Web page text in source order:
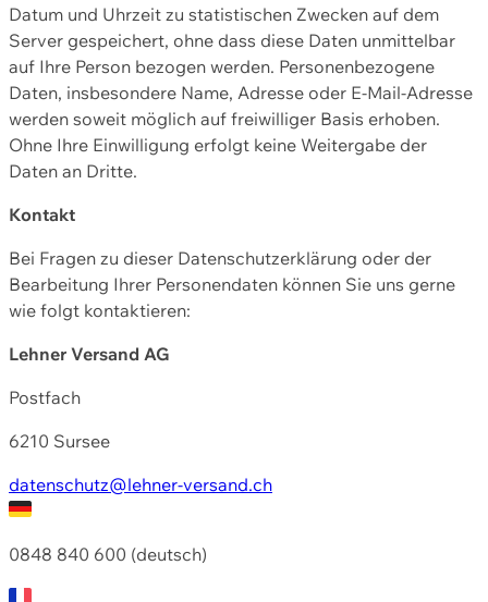
Datum und Uhrzeit zu statistischen Zwecken auf dem
Server gespeichert, ohne dass diese Daten unmittelbar
auf Ihre Person bezogen werden. Personenbezogene
Daten, insbesondere Name, Adresse oder E-Mail-Adresse
werden soweit möglich auf freiwilliger Basis erhoben.
Ohne Ihre Einwilligung erfolgt keine Weitergabe der
Daten an Dritte.
Kontakt
Bei Fragen zu dieser Datenschutzerklärung oder der
Bearbeitung Ihrer Personendaten können Sie uns gerne
wie folgt kontaktieren:
Lehner Versand AG
Postfach
6210 Sursee
datenschutz@lehner-versand.ch
0848 840 600 (deutsch)